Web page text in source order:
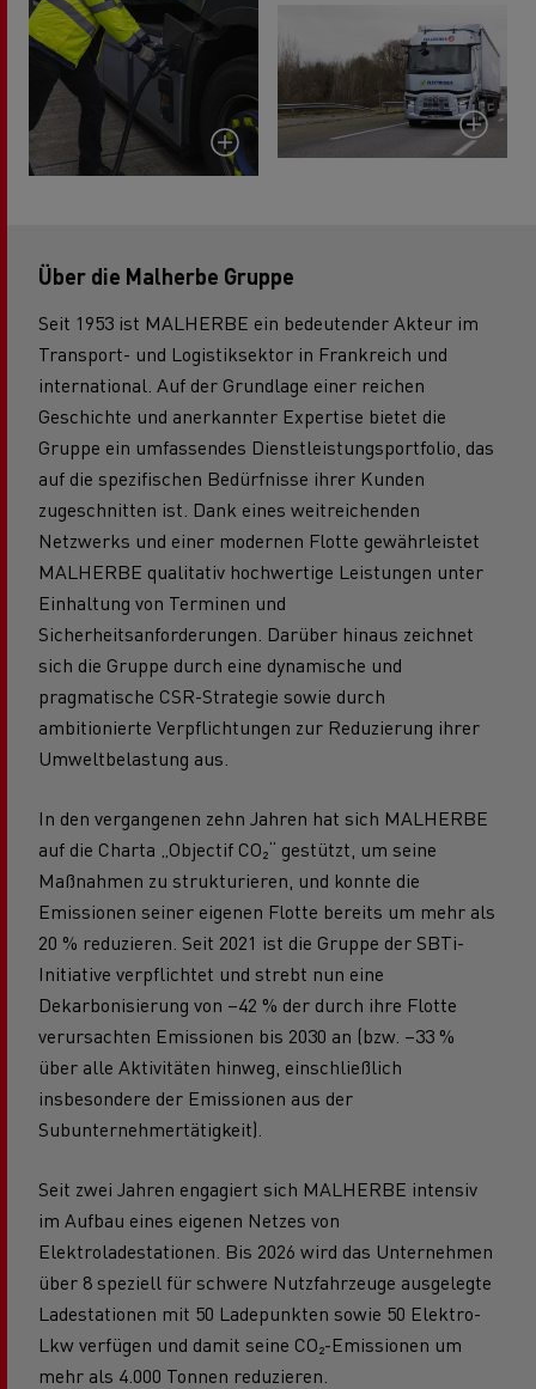
Über die Malherbe Gruppe
Seit 1953 ist MALHERBE ein bedeutender Akteur im
Transport- und Logistiksektor in Frankreich und
international. Auf der Grundlage einer reichen
Geschichte und anerkannter Expertise bietet die
Gruppe ein umfassendes Dienstleistungsportfolio, das
auf die spezifischen Bedürfnisse ihrer Kunden
zugeschnitten ist. Dank eines weitreichenden
Netzwerks und einer modernen Flotte gewährleistet
MALHERBE qualitativ hochwertige Leistungen unter
Einhaltung von Terminen und
Sicherheitsanforderungen. Darüber hinaus zeichnet
sich die Gruppe durch eine dynamische und
pragmatische CSR-Strategie sowie durch
ambitionierte Verpflichtungen zur Reduzierung ihrer
Umweltbelastung aus.
In den vergangenen zehn Jahren hat sich MALHERBE
auf die Charta „Objectif CO₂“ gestützt, um seine
Maßnahmen zu strukturieren, und konnte die
Emissionen seiner eigenen Flotte bereits um mehr als
20 % reduzieren. Seit 2021 ist die Gruppe der SBTi-
Initiative verpflichtet und strebt nun eine
Dekarbonisierung von –42 % der durch ihre Flotte
verursachten Emissionen bis 2030 an (bzw. –33 %
über alle Aktivitäten hinweg, einschließlich
insbesondere der Emissionen aus der
Subunternehmertätigkeit).
Seit zwei Jahren engagiert sich MALHERBE intensiv
im Aufbau eines eigenen Netzes von
Elektroladestationen. Bis 2026 wird das Unternehmen
über 8 speziell für schwere Nutzfahrzeuge ausgelegte
Ladestationen mit 50 Ladepunkten sowie 50 Elektro-
Lkw verfügen und damit seine CO₂-Emissionen um
mehr als 4.000 Tonnen reduzieren.